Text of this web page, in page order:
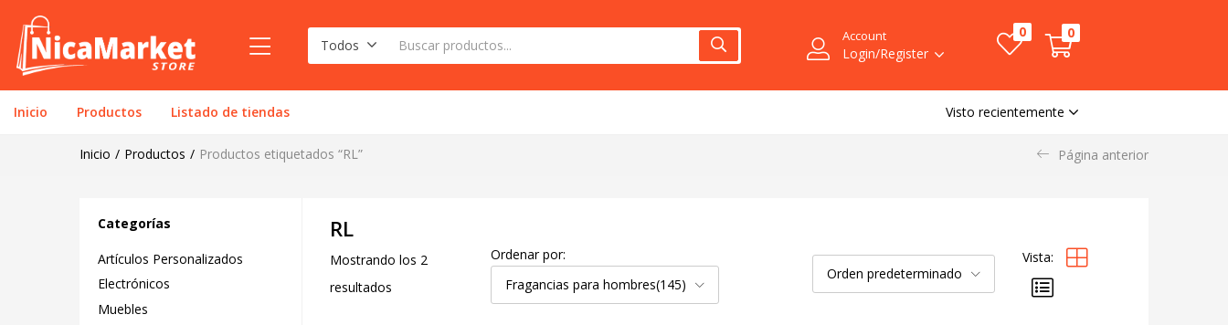
Todos
Account
Login/Register
0 0
Inicio Productos Listado de tiendas Visto recientemente
Inicio Productos Productos etiquetados “RL” Página anterior
Categorías
Artículos Personalizados
Electrónicos
Muebles
RL
Mostrando los 2
resultados
Ordenar por:
Fragancias para hombres(145)
Orden predeterminado
Vista: